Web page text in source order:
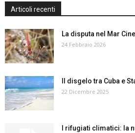
Articoli recenti
La disputa nel Mar
24 Febbraio 2026
Il disgelo tra Cuba e
22 Dicembre 2025
I rifugiati climatici: la